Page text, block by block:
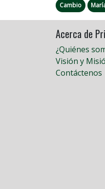
Cambio
Acerca de
¿Quiénes
Visión y
Contáctenos